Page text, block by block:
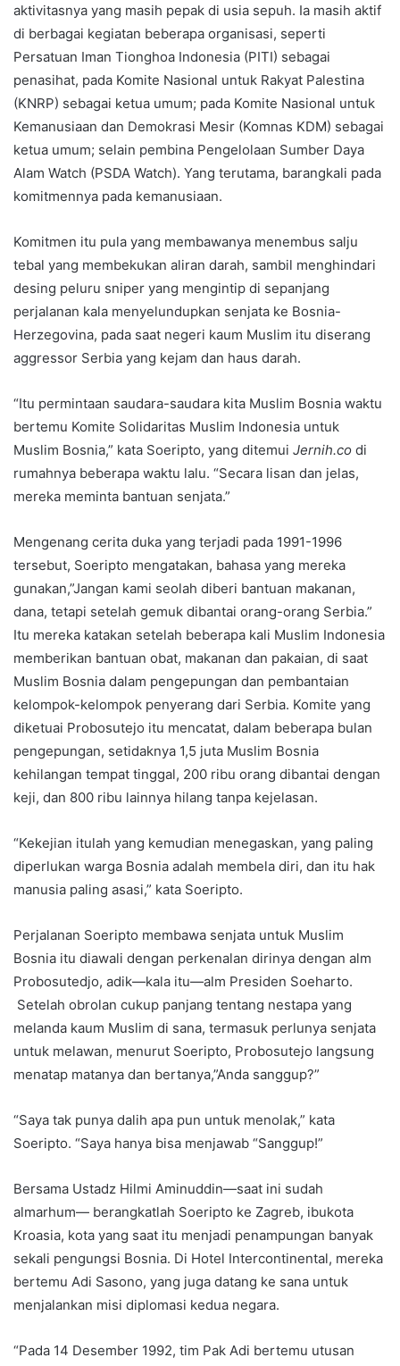
aktivitasnya yang masih pepak di usia sepuh. Ia masih aktif
di berbagai kegiatan beberapa organisasi, seperti
Persatuan Iman Tionghoa Indonesia (PITI) sebagai
penasihat, pada Komite Nasional untuk Rakyat Palestina
(KNRP) sebagai ketua umum; pada Komite Nasional untuk
Kemanusiaan dan Demokrasi Mesir (Komnas KDM) sebagai
ketua umum; selain pembina Pengelolaan Sumber Daya
Alam Watch (PSDA Watch). Yang terutama, barangkali pada
komitmennya pada kemanusiaan.
Komitmen itu pula yang membawanya menembus salju
tebal yang membekukan aliran darah, sambil menghindari
desing peluru sniper yang mengintip di sepanjang
perjalanan kala menyelundupkan senjata ke Bosnia-
Herzegovina, pada saat negeri kaum Muslim itu diserang
aggressor Serbia yang kejam dan haus darah.
“Itu permintaan saudara-saudara kita Muslim Bosnia waktu
bertemu Komite Solidaritas Muslim Indonesia untuk
Muslim Bosnia,” kata Soeripto, yang ditemui Jernih.co di
rumahnya beberapa waktu lalu. “Secara lisan dan jelas,
mereka meminta bantuan senjata.”
Mengenang cerita duka yang terjadi pada 1991-1996
tersebut, Soeripto mengatakan, bahasa yang mereka
gunakan,”Jangan kami seolah diberi bantuan makanan,
dana, tetapi setelah gemuk dibantai orang-orang Serbia.”
Itu mereka katakan setelah beberapa kali Muslim Indonesia
memberikan bantuan obat, makanan dan pakaian, di saat
Muslim Bosnia dalam pengepungan dan pembantaian
kelompok-kelompok penyerang dari Serbia. Komite yang
diketuai Probosutejo itu mencatat, dalam beberapa bulan
pengepungan, setidaknya 1,5 juta Muslim Bosnia
kehilangan tempat tinggal, 200 ribu orang dibantai dengan
keji, dan 800 ribu lainnya hilang tanpa kejelasan.
“Kekejian itulah yang kemudian menegaskan, yang paling
diperlukan warga Bosnia adalah membela diri, dan itu hak
manusia paling asasi,” kata Soeripto.
Perjalanan Soeripto membawa senjata untuk Muslim
Bosnia itu diawali dengan perkenalan dirinya dengan alm
Probosutedjo, adik—kala itu—alm Presiden Soeharto.
Setelah obrolan cukup panjang tentang nestapa yang
melanda kaum Muslim di sana, termasuk perlunya senjata
untuk melawan, menurut Soeripto, Probosutejo langsung
menatap matanya dan bertanya,”Anda sanggup?”
“Saya tak punya dalih apa pun untuk menolak,” kata
Soeripto. “Saya hanya bisa menjawab “Sanggup!”
Bersama Ustadz Hilmi Aminuddin—saat ini sudah
almarhum— berangkatlah Soeripto ke Zagreb, ibukota
Kroasia, kota yang saat itu menjadi penampungan banyak
sekali pengungsi Bosnia. Di Hotel Intercontinental, mereka
bertemu Adi Sasono, yang juga datang ke sana untuk
menjalankan misi diplomasi kedua negara.
“Pada 14 Desember 1992, tim Pak Adi bertemu utusan